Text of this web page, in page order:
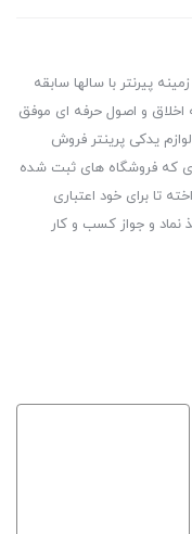
پیرنتر با سالها سابقه
اخلاق و اصول حرفه ای موفق
یدکی پرینتر فروش
که فروشگاه های ثبت شده
تا برای خود اعتباری
نماد و جواز کسب و کار